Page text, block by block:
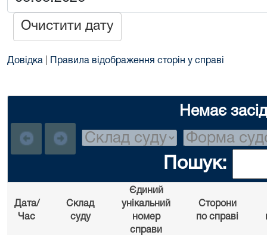
Очистити дату
Довідка Правила відображення сторін у справі
Немає
Пошук:
Дата/
Час
Склад
суду
Єдиний
унікальний
номер
справи
Сторони
по справі